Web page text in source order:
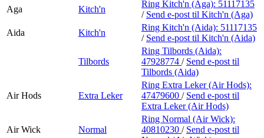
Aga
Kitch'n
Ring Kitch'n (Aga): 51117135
/ Send e-post til Kitch'n (Aga)
Aida
Kitch'n
Ring Kitch'n (Aida): 51117135
/ Send e-post til Kitch'n (Aida)
Tilbords
Ring Tilbords (Aida):
47928774 / Send e-post til
Tilbords (Aida)
Air Hods Extra Leker
Ring Extra Leker (Air Hods):
47479600 / Send e-post til
Extra Leker (Air Hods)
Air Wick Normal
Ring Normal (Air Wick):
40810230 / Send e-post til